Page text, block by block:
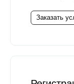
Заказать